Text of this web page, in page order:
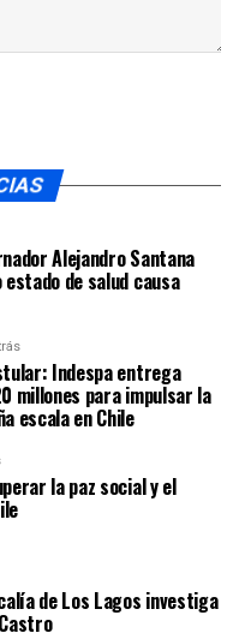
Alejandro Santana
de salud causa
Indespa entrega
millones para impulsar la
escala en Chile
la paz social y el
de Los Lagos investiga